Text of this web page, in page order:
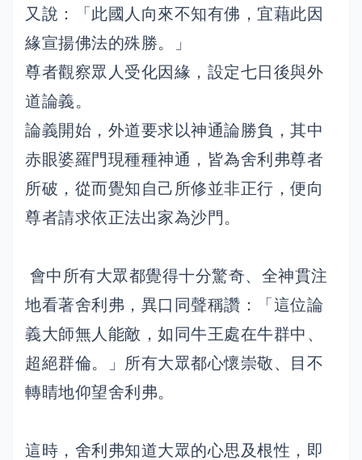
又說：「此國人向來不知有佛，宜藉此因
緣宣揚佛法的殊勝。」
尊者觀察眾人受化因緣，設定七日後與外
道論義。
論義開始，外道要求以神通論勝負，其中
赤眼婆羅門現種種神通，皆為舍利弗尊者
所破，從而覺知自己所修並非正行，便向
尊者請求依正法出家為沙門。
會中所有大眾都覺得十分驚奇、全神貫注
地看著舍利弗，異口同聲稱讚：「這位論
義大師無人能敵，如同牛王處在牛群中、
超絕群倫。」所有大眾都心懷崇敬、目不
轉睛地仰望舍利弗。
這時，舍利弗知道大眾的心思及根性，即